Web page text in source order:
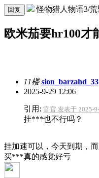
回复 怪物猎人物语3/荒
欧米茄要hr100才
11楼 sion_barzahd_33
2025-9-29 12:06
引用: 官官 发表于 2025-
挂***也不行吗？
挂加速可以，今天到期，
买***真的感觉好亏